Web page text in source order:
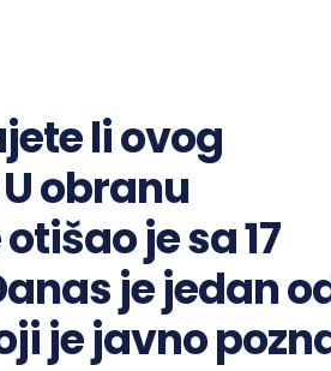
li ovog
obranu
je sa 17
je jedan
je javno